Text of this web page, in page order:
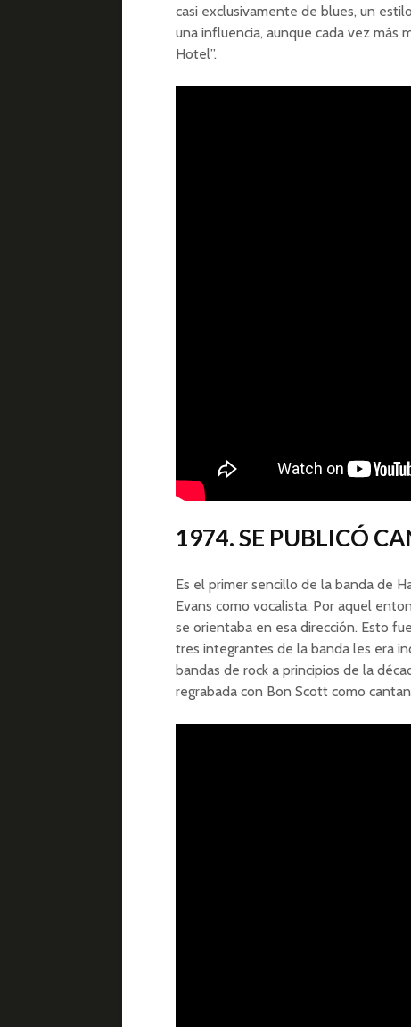
casi exclusivamente de blues, un
una influencia, aunque cada vez más
Hotel”.
1974. SE PUBLICÓ
Es el primer sencillo de la banda de
Evans como vocalista. Por aquel
se orientaba en esa dirección. Esto
tres integrantes de la banda les era
bandas de rock a principios de la
regrabada con Bon Scott como